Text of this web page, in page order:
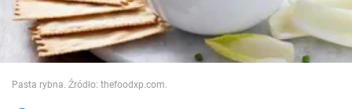
Świat
Jedzenie
Pasta rybna. Źródło: thefoodxp.com.